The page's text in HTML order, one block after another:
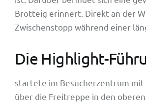
Brotteig erinnert. Direkt an der
Zwischenstopp während einer
Die Highlight-
startete im Besucherzentrum mit
über die Freitreppe in den